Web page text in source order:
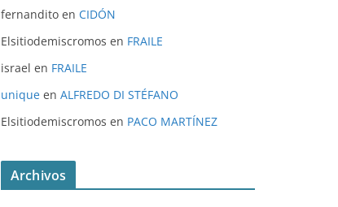
fernandito en CIDÓN
Elsitiodemiscromos en FRAILE
israel en FRAILE
unique en ALFREDO DI STÉFANO
Elsitiodemiscromos en PACO MARTÍNEZ
Archivos